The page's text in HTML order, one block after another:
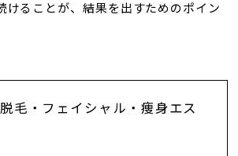
けることが、結果を出すためのポイン
毛・フェイシャル・痩身エス